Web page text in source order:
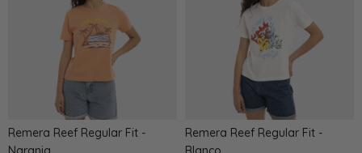
Remera Reef Regular Fit -
Remera Reef Regular Fit -